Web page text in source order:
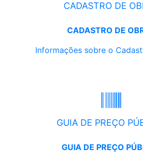
CADASTRO DE
CADASTRO DE
Informações sobre o
GUIA DE PREÇO
GUIA DE PREÇO